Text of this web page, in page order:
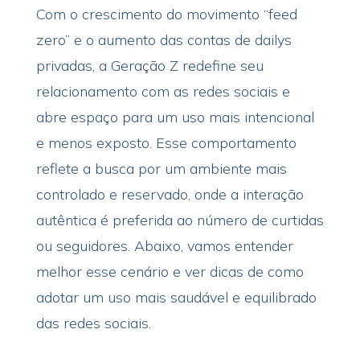
Com o crescimento do movimento “feed
zero” e o aumento das contas de dailys
privadas, a Geração Z redefine seu
relacionamento com as redes sociais e
abre espaço para um uso mais intencional
e menos exposto. Esse comportamento
reflete a busca por um ambiente mais
controlado e reservado, onde a interação
autêntica é preferida ao número de curtidas
ou seguidores. Abaixo, vamos entender
melhor esse cenário e ver dicas de como
adotar um uso mais saudável e equilibrado
das redes sociais.